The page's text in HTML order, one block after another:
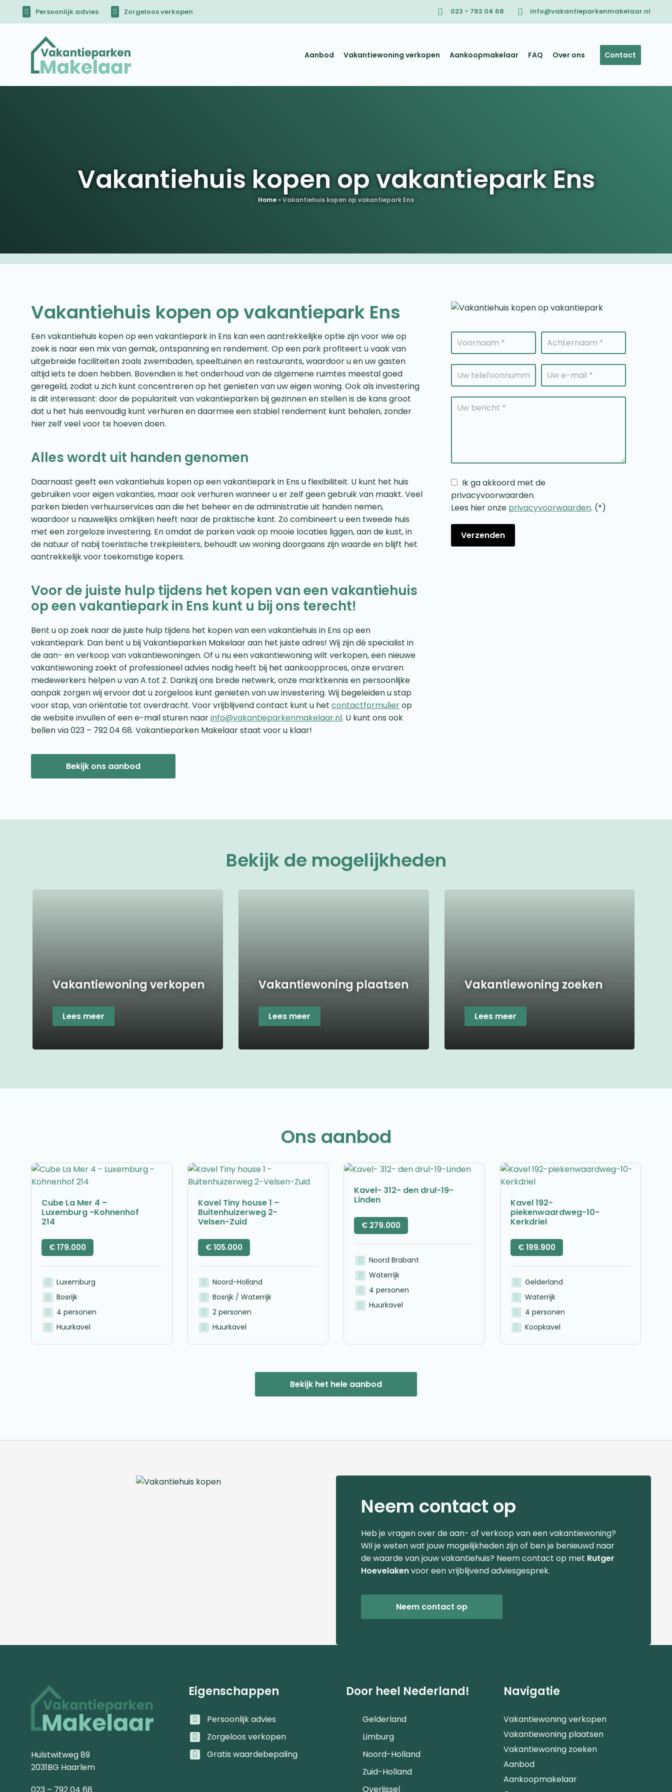
Persoonlijk advies Zorgeloos verkopen 023 - 792 04 68 info@vakantieparkenmakelaar.nl
Aanbod Vakantiewoning verkopen Aankoopmakelaar FAQ Over ons Contact
Vakantiehuis kopen op vakantiepark Ens
Home »Vakantiehuis kopen op vakantiepark Ens
Vakantiehuis kopen op vakantiepark Ens
Een vakantiehuis kopen op een vakantiepark in Ens kan een aantrekkelijke optie zijn voor wie op
zoek is naar een mix van gemak, ontspanning en rendement. Op een park profiteert u vaak van
uitgebreide faciliteiten zoals zwembaden, speeltuinen en restaurants, waardoor u en uw gasten
altijd iets te doen hebben. Bovendien is het onderhoud van de algemene ruimtes meestal goed
geregeld, zodat u zich kunt concentreren op het genieten van uw eigen woning. Ook als investering
is dit interessant: door de populariteit van vakantieparken bij gezinnen en stellen is de kans groot
dat u het huis eenvoudig kunt verhuren en daarmee een stabiel rendement kunt behalen, zonder
hier zelf veel voor te hoeven doen.
Alles wordt uit handen genomen
Daarnaast geeft een vakantiehuis kopen op een vakantiepark in Ens u flexibiliteit. U kunt het huis
gebruiken voor eigen vakanties, maar ook verhuren wanneer u er zelf geen gebruik van maakt. Veel
parken bieden verhuurservices aan die het beheer en de administratie uit handen nemen,
waardoor u nauwelijks omkijken heeft naar de praktische kant. Zo combineert u een tweede huis
met een zorgeloze investering. En omdat de parken vaak op mooie locaties liggen, aan de kust, in
de natuur of nabij toeristische trekpleisters, behoudt uw woning doorgaans zijn waarde en blijft het
aantrekkelijk voor toekomstige kopers.
Voor de juiste hulp tijdens het kopen van een vakantiehuis
op een vakantiepark in Ens kunt u bij ons terecht!
Bent u op zoek naar de juiste hulp tijdens het kopen van een vakantiehuis in Ens op een
vakantiepark. Dan bent u bij Vakantieparken Makelaar aan het juiste adres! Wij zijn dé specialist in
de aan- en verkoop van vakantiewoningen. Of u nu een vakantiewoning wilt verkopen, een nieuwe
vakantiewoning zoekt of professioneel advies nodig heeft bij het aankoopproces, onze ervaren
medewerkers helpen u van A tot Z. Dankzij ons brede netwerk, onze marktkennis en persoonlijke
aanpak zorgen wij ervoor dat u zorgeloos kunt genieten van uw investering. Wij begeleiden u stap
voor stap, van oriëntatie tot overdracht. Voor vrijblijvend contact kunt u het contactformulierop
de website invullen of een e-mail sturen naarinfo@vakantieparkenmakelaar.nl. U kunt ons ook
bellen via 023 – 792 04 68. Vakantieparken Makelaar staat voor u klaar!
Bekijk ons aanbod
Ik ga akkoord met de
privacyvoorwaarden.
Lees hier onze privacyvoorwaarden. (*)
Bekijk de mogelijkheden
Vakantiewoning verkopen
Lees meer
Vakantiewoning plaatsen
Lees meer
Vakantiewoning zoeken
Lees meer
Ons aanbod
Cube La Mer 4 –
Luxemburg -Kohnenhof
214
€179.000
Luxemburg
Bosrijk
4 personen
Huurkavel
Kavel Tiny house 1 –
Buitenhuizerweg 2-
Velsen-Zuid
€105.000
Noord-Holland
Bosrijk / Waterrijk
2 personen
Huurkavel
Kavel- 312- den drul-19-
Linden
€ 279.000
Noord Brabant
Waterrijk
4 personen
Huurkavel
Kavel 192-
piekenwaardweg-10-
Kerkdriel
€199.900
Gelderland
Waterrijk
4 personen
Koopkavel
Bekijk het hele aanbod
Neem contact op
Heb je vragen over de aan- of verkoop van een vakantiewoning?
Wil je weten wat jouw mogelijkheden zijn of ben je benieuwd naar
de waarde van jouw vakantiehuis? Neem contact op met Rutger
Hoevelakenvoor een vrijblijvend adviesgesprek.
Neem contact op
Hulstwitweg 89
2031BG Haarlem
023 – 792 04 68
Eigenschappen
Persoonlijk advies
Zorgeloos verkopen
Gratis waardebepaling
Door heel Nederland!
Gelderland
Limburg
Noord-Holland
Zuid-Holland
Overijssel
Navigatie
Vakantiewoning verkopen
Vakantiewoning plaatsen
Vakantiewoning zoeken
Aanbod
Aankoopmakelaar